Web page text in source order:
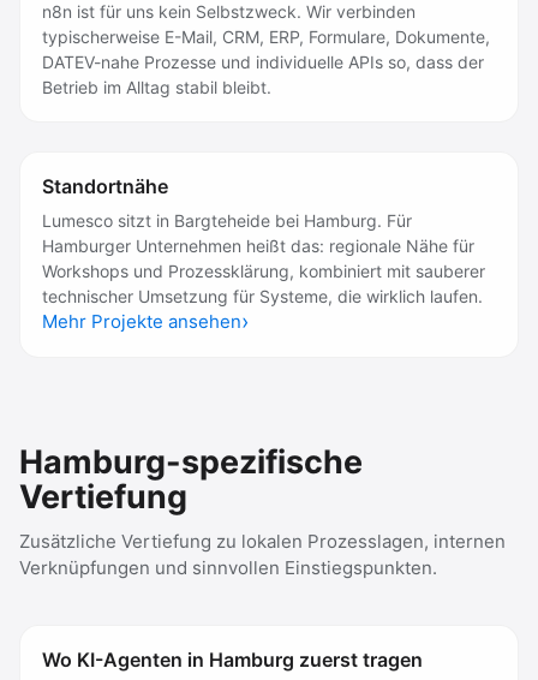
n8n ist für uns kein Selbstzweck. Wir verbinden
typischerweise E-Mail, CRM, ERP, Formulare, Dokumente,
DATEV-nahe Prozesse und individuelle APIs so, dass der
Betrieb im Alltag stabil bleibt.
Standortnähe
Lumesco sitzt in Bargteheide bei Hamburg. Für
Hamburger Unternehmen heißt das: regionale Nähe für
Workshops und Prozessklärung, kombiniert mit sauberer
technischer Umsetzung für Systeme, die wirklich laufen.
Mehr Projekte ansehen
Hamburg-spezifische
Vertiefung
Zusätzliche Vertiefung zu lokalen Prozesslagen, internen
Verknüpfungen und sinnvollen Einstiegspunkten.
Wo KI-Agenten in Hamburg zuerst tragen